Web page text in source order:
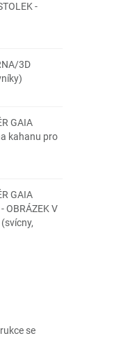
-
3D
GAIA
kahanu pro
GAIA
OBRÁZEK V
se